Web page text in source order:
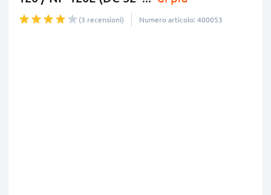
(3 recensioni) Numero articolo: 400053